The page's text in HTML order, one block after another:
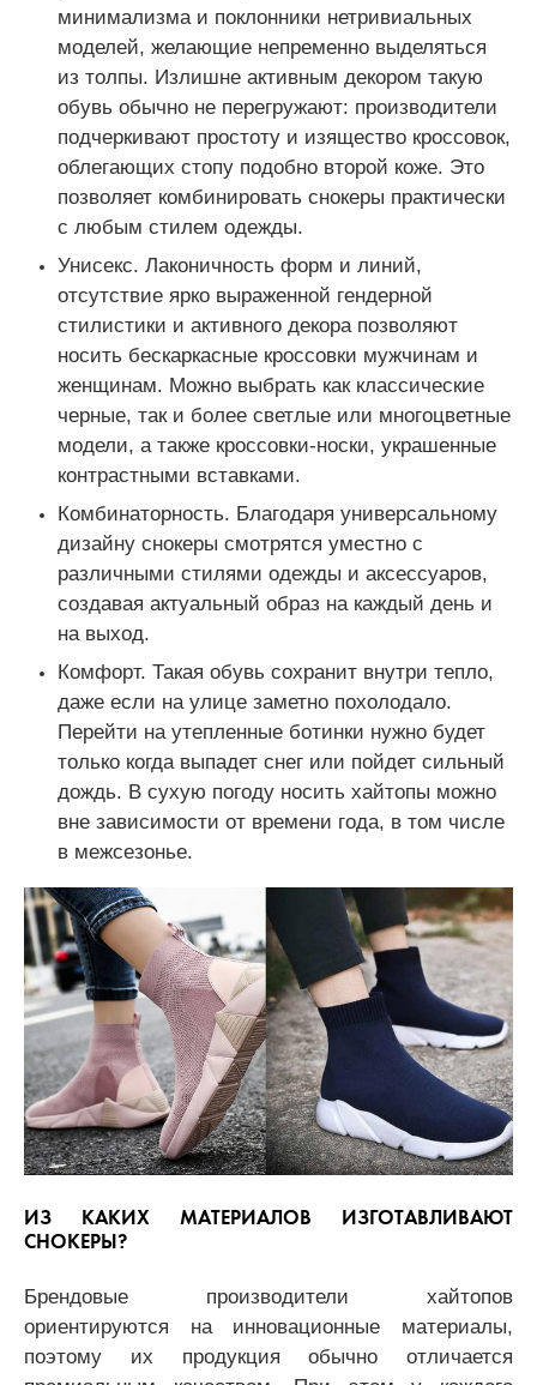
минимализма и поклонники нетривиальных
моделей, желающие непременно выделяться
из толпы. Излишне активным декором такую
обувь обычно не перегружают: производители
подчеркивают простоту и изящество кроссовок,
облегающих стопу подобно второй коже. Это
позволяет комбинировать снокеры практически
с любым стилем одежды.
Унисекс. Лаконичность форм и линий,
отсутствие ярко выраженной гендерной
стилистики и активного декора позволяют
носить бескаркасные кроссовки мужчинам и
женщинам. Можно выбрать как классические
черные, так и более светлые или многоцветные
модели, а также кроссовки-носки, украшенные
контрастными вставками.
Комбинаторность. Благодаря универсальному
дизайну снокеры смотрятся уместно с
различными стилями одежды и аксессуаров,
создавая актуальный образ на каждый день и
на выход.
Комфорт. Такая обувь сохранит внутри тепло,
даже если на улице заметно похолодало.
Перейти на утепленные ботинки нужно будет
только когда выпадет снег или пойдет сильный
дождь. В сухую погоду носить хайтопы можно
вне зависимости от времени года, в том числе
в межсезонье.
ИЗ КАКИХ МАТЕРИАЛОВ ИЗГОТАВЛИВАЮТ
СНОКЕРЫ?
Брендовые производители хайтопов
ориентируются на инновационные материалы,
поэтому их продукция обычно отличается